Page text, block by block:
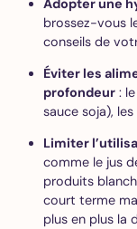
brossez-vous
conseils de
Éviter les
profondeur :
sauce soja),
Limiter
comme le jus
produits
court terme
plus en plus la